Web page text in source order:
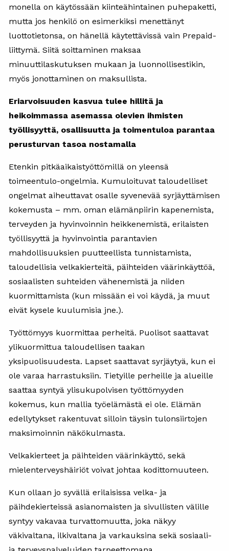
monella on käytössään kiinteähintainen puhepaketti,
mutta jos henkilö on esimerkiksi menettänyt
luottotietonsa, on hänellä käytettävissä vain Prepaid-
liittymä. Siitä soittaminen maksaa
minuuttilaskutuksen mukaan ja luonnollisestikin,
myös jonottaminen on maksullista.
Eriarvoisuuden kasvua tulee hillitä ja
heikoimmassa asemassa olevien ihmisten
työllisyyttä, osallisuutta ja toimentuloa parantaa
perusturvan tasoa nostamalla
Etenkin pitkäaikaistyöttömillä on yleensä
toimeentulo-ongelmia. Kumuloituvat taloudelliset
ongelmat aiheuttavat osalle syvenevää syrjäyttämisen
kokemusta – mm. oman elämänpiirin kapenemista,
terveyden ja hyvinvoinnin heikkenemistä, erilaisten
työllisyyttä ja hyvinvointia parantavien
mahdollisuuksien puutteellista tunnistamista,
taloudellisia velkakierteitä, päihteiden väärinkäyttöä,
sosiaalisten suhteiden vähenemistä ja niiden
kuormittamista (kun missään ei voi käydä, ja muut
eivät kysele kuulumisia jne.).
Työttömyys kuormittaa perheitä. Puolisot saattavat
ylikuormittua taloudellisen taakan
yksipuolisuudesta. Lapset saattavat syrjäytyä, kun ei
ole varaa harrastuksiin. Tietyille perheille ja alueille
saattaa syntyä ylisukupolvisen työttömyyden
kokemus, kun mallia työelämästä ei ole. Elämän
edellytykset rakentuvat silloin täysin tulonsiirtojen
maksimoinnin näkökulmasta.
Velkakierteet ja päihteiden väärinkäyttö, sekä
mielenterveyshäiriöt voivat johtaa kodittomuuteen.
Kun ollaan jo syvällä erilaisissa velka- ja
päihdekierteissä asianomaisten ja sivullisten välille
syntyy vakavaa turvattomuutta, joka näkyy
väkivaltana, ilkivaltana ja varkauksina sekä sosiaali-